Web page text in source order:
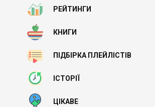
РЕЙТИНГИ
КНИГИ
ПІДБІРКА ПЛЕЙЛІСТІВ
ІСТОРІЇ
ЦІКАВЕ